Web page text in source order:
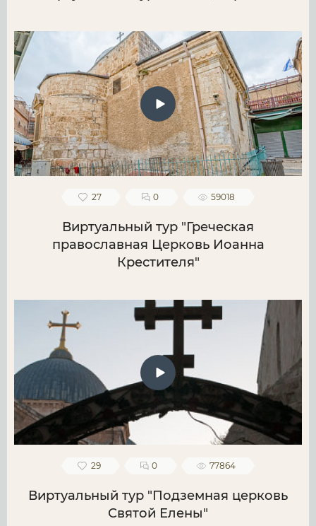
27 0 59018
Виртуальный тур "Греческая
православная Церковь Иоанна
Крестителя"
29 0 77864
Виртуальный тур "Подземная церковь
Святой Елены"